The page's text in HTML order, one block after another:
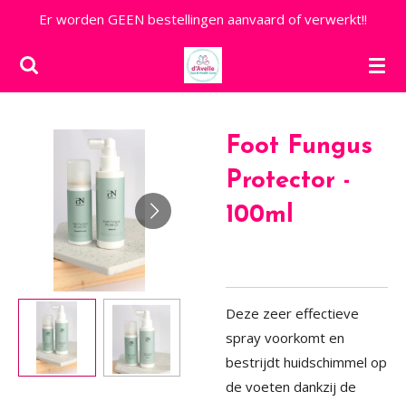
naar
de
Er worden GEEN bestellingen aanvaard of verwerkt!!
Foot Fungus
Protector -
100ml
Deze zeer effectieve
spray voorkomt en
bestrijdt huidschimmel op
de voeten dankzij de